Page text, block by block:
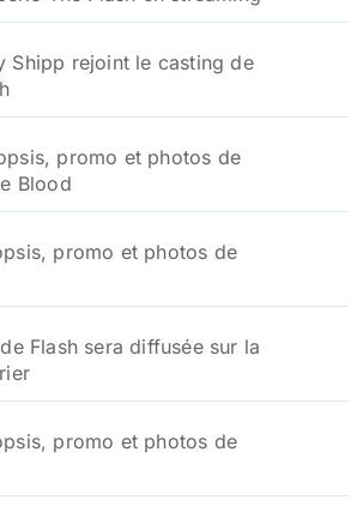
Shipp rejoint le casting de
promo et photos de
Blood
promo et photos de
Flash sera diffusée sur la
promo et photos de